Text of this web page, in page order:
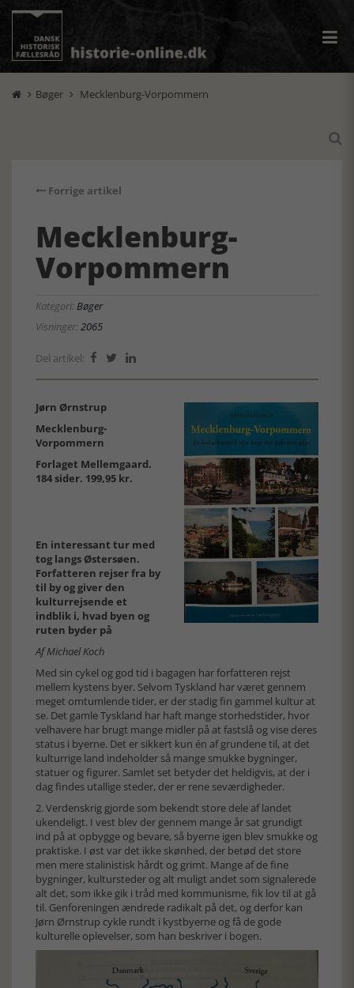
 Bøger  Mecklenburg-Vorpommern

Forrige artikel
Mecklenburg-
Vorpommern
Kategori:Bøger
Visninger:2065
Del artikel:   
Jørn Ørnstrup
Mecklenburg-
Vorpommern
Forlaget Mellemgaard.
184 sider. 199,95 kr.
En interessant tur med
tog langs Østersøen.
Forfatteren rejser fra by
til by og giver den
kulturrejsende et
indblik i, hvad byen og
ruten byder på
Af Michael Koch
Med sin cykel og god tid i bagagen har forfatteren rejst
mellem kystens byer. Selvom Tyskland har været gennem
meget omtumlende tider, er der stadig fin gammel kultur at
se. Det gamle Tyskland har haft mange storhedstider, hvor
velhavere har brugt mange midler på at fastslå og vise deres
status i byerne. Det er sikkert kun én af grundene til, at det
kulturrige land indeholder så mange smukke bygninger,
statuer og figurer. Samlet set betyder det heldigvis, at der i
dag findes utallige steder, der er rene seværdigheder.
2. Verdenskrig gjorde som bekendt store dele af landet
ukendeligt. I vest blev der gennem mange år sat grundigt
ind på at opbygge og bevare, så byerne igen blev smukke og
praktiske. I øst var det ikke skønhed, der betød det store
men mere stalinistisk hårdt og grimt. Mange af de fine
bygninger, kultursteder og alt muligt andet som signalerede
alt det, som ikke gik i tråd med kommunisme, fik lov til at gå
til. Genforeningen ændrede radikalt på det, og derfor kan
Jørn Ørnstrup cykle rundt i kystbyerne og få de gode
kulturelle oplevelser, som han beskriver i bogen.